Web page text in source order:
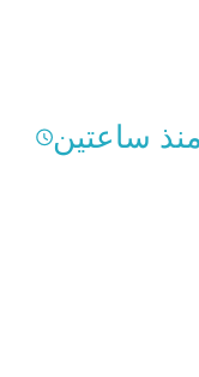
منذ ساعتين